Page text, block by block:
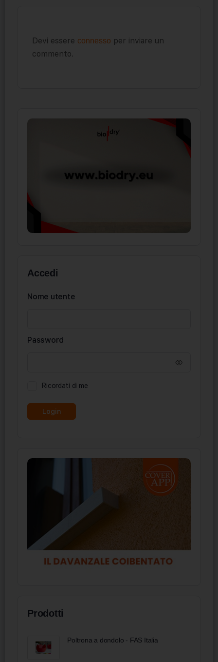
Devi essere connesso per inviare un
commento.
Accedi
Nome utente
Password
Ricordati di me
Prodotti
Poltrona a dondolo - FAS Italia